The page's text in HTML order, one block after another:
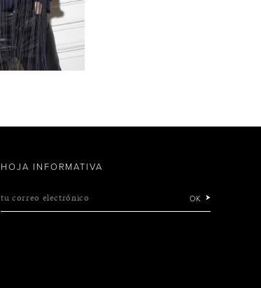
HOJA INFORMATIVA
tu correo electrónico OK